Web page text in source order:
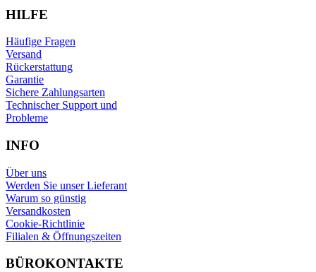
HILFE
Häufige Fragen
Versand
Rückerstattung
Garantie
Sichere Zahlungsarten
Technischer Support und
Probleme
INFO
Über uns
Werden Sie unser Lieferant
Warum so günstig
Versandkosten
Cookie-Richtlinie
Filialen & Öffnungszeiten
BÜROKONTAKTE